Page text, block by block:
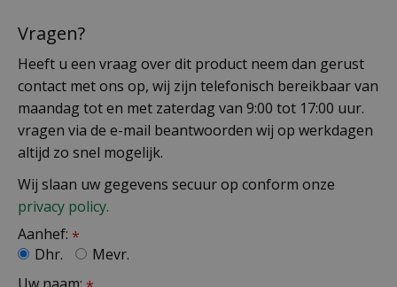
Vragen?
Heeft u een vraag over dit product neem dan gerust
contact met ons op, wij zijn telefonisch bereikbaar van
maandag tot en met zaterdag van 9:00 tot 17:00 uur.
vragen via de e-mail beantwoorden wij op werkdagen
altijd zo snel mogelijk.
Wij slaan uw gegevens secuur op conform onze
privacy policy.
Aanhef: *
Dhr.
Mevr.